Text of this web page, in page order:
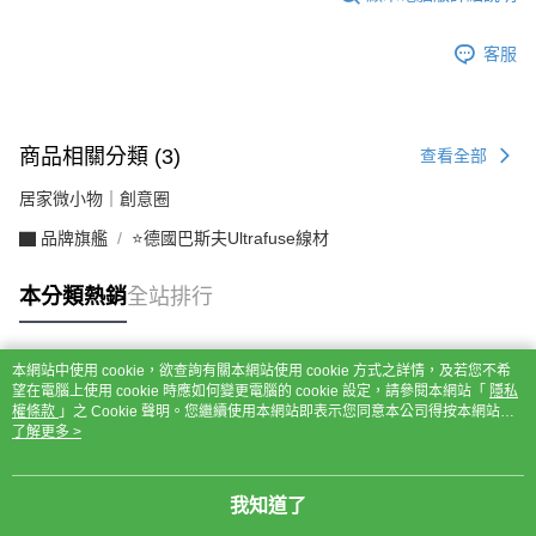
客服
商品相關分類 (3) 查看全部
居家微小物｜創意圈
▇ 品牌旗艦 ⭐德國巴斯夫Ultrafuse線材
本分類熱銷全站排行
熱門標籤
本網站中使用 cookie，欲查詢有關本網站使用 cookie 方式之詳情，及若您不希
望在電腦上使用 cookie 時應如何變更電腦的 cookie 設定，請參閱本網站「 隱私
權條款 」之 Cookie 聲明。您繼續使用本網站即表示您同意本公司得按本網站使
用條款之 Cookie 聲明使用 cookie。
了解更多 >
我知道了